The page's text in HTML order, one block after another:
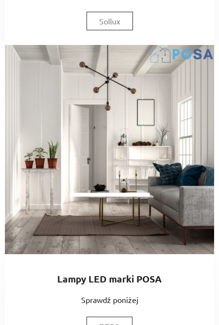
Sollux
Lampy LED marki POSA
Sprawdź poniżej